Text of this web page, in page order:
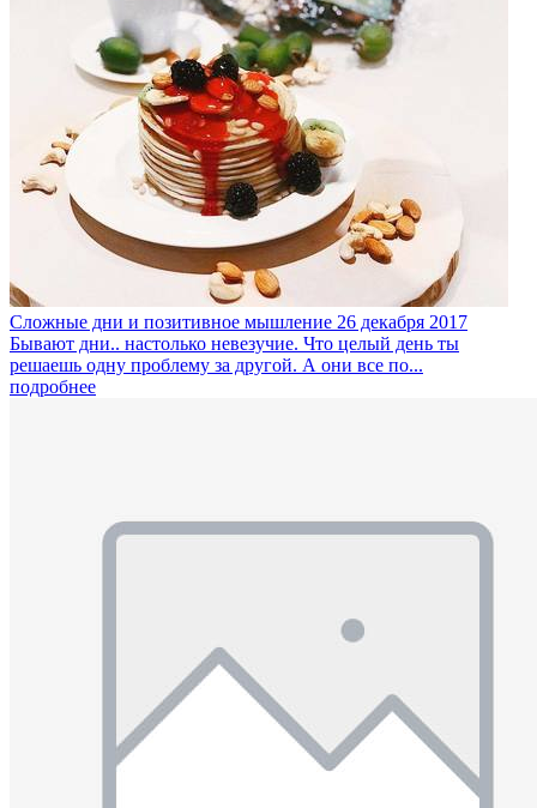
Сложные дни и позитивное мышление 26 декабря 2017
Бывают дни.. настолько невезучие. Что целый день ты
решаешь одну проблему за другой. А они все по...
подробнее